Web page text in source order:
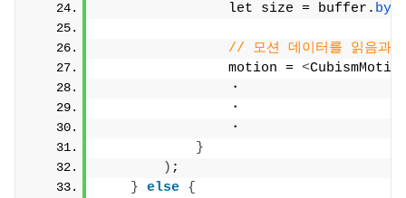
                let size = buffer.
// 모션 데이터를 읽음과
                motion =
<
                ・
                ・
                ・
}
) ;
} else {